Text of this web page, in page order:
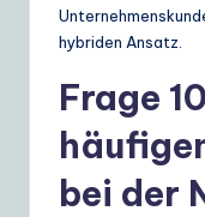
hybriden Ansatz.
Frage
bei der